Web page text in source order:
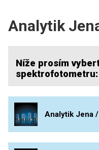
THERMO
STANDARDY
XRF
Detektory HPLC
Agilent / Varian
Thermo / Unicam
Analytik
Níže prosím
spektrofotometru:
Analytik Jena